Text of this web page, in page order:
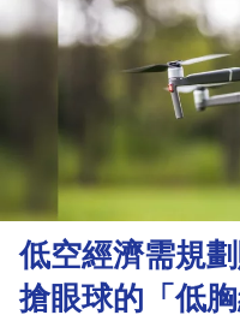
題
投
理
財
商
低空經濟需規
搶眼球的「低胸